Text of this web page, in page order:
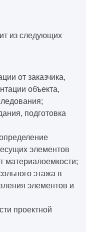
из следующих
от заказчика,
объекта,
подготовка
элементов
материалоемкости;
этажа в
элементов и
проектной